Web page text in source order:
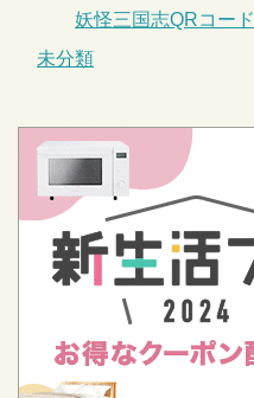
妖怪三国志QRコード
未分類